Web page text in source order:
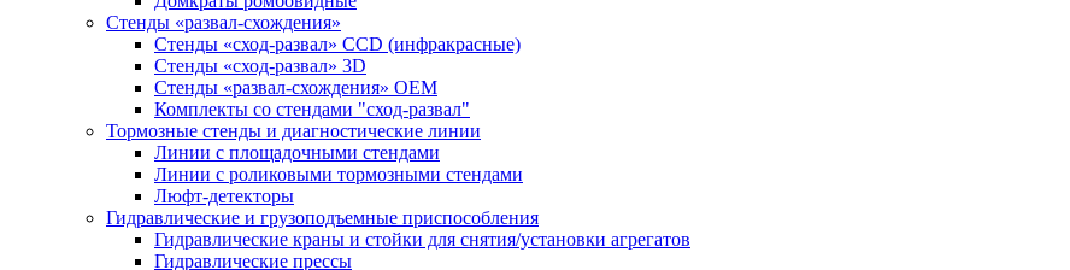
Стенды «развал-схождения»
Стенды «сход-развал» CCD (инфракрасные)
Стенды «сход-развал» 3D
Стенды «развал-схождения» ОЕМ
Комплекты со стендами "сход-развал"
Тормозные стенды и диагностические линии
Линии с площадочными стендами
Линии с роликовыми тормозными стендами
Люфт-детекторы
Гидравлические и грузоподъемные приспособления
Гидравлические краны и стойки для снятия/установки агрегатов
Гидравлические прессы